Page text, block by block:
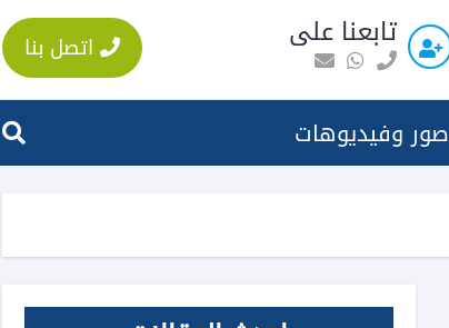
تابعنا على اتصل بنا
صور وفيديوهات